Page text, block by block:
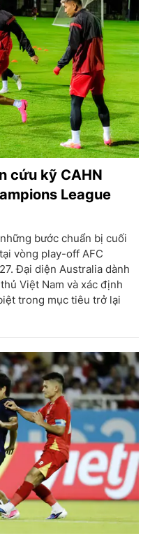
cứu kỹ CAHN
League
bước chuẩn bị cuối
vòng play-off AFC
Đại diện Australia dành
Việt Nam và xác định
trong mục tiêu trở lại